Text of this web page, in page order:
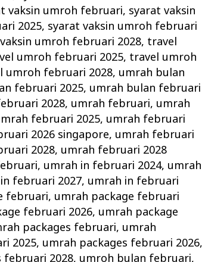
vaksin umroh februari, syarat vaksin
2025, syarat vaksin umroh februari
umroh februari 2028, travel
umroh februari 2025, travel umroh
umroh februari 2028, umrah bulan
februari 2025, umrah bulan februari
2028, umrah februari, umrah
februari 2025, umrah februari
2026 singapore, umrah februari
2028, umrah februari 2028
, umrah in februari 2024, umrah
februari 2027, umrah in februari
februari, umrah package februari
februari 2026, umrah package
packages februari, umrah
2025, umrah packages februari 2026,